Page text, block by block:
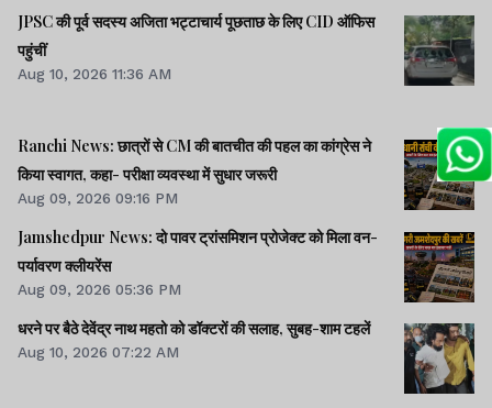
JPSC की पूर्व सदस्य अजिता भट्टाचार्य पूछताछ के लिए CID ऑफिस
पहुंचीं
Aug 10, 2026 11:36 AM
Ranchi News: छात्रों से CM की बातचीत की पहल का कांग्रेस ने
किया स्वागत, कहा- परीक्षा व्यवस्था में सुधार जरूरी
Aug 09, 2026 09:16 PM
Jamshedpur News: दो पावर ट्रांसमिशन प्रोजेक्ट को मिला वन-
पर्यावरण क्लीयरेंस
Aug 09, 2026 05:36 PM
धरने पर बैठे देवेंद्र नाथ महतो को डॉक्टरों की सलाह, सुबह-शाम टहलें
Aug 10, 2026 07:22 AM